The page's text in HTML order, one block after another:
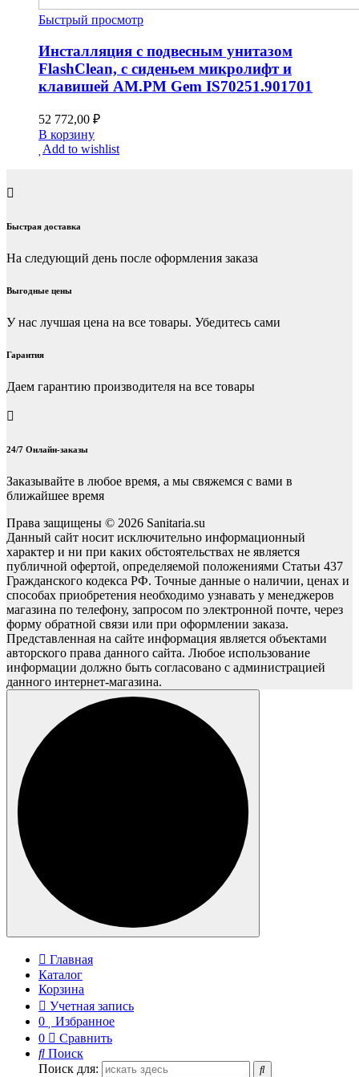
Быстрый просмотр
Инсталляция с подвесным унитазом
FlashClean, с сиденьем микролифт и
клавишей AM.PM Gem IS70251.901701
52 772,00 ₽
В корзину
Add to wishlist
Быстрая доставка
На следующий день после оформления заказа
Выгодные цены
У нас лучшая цена на все товары. Убедитесь сами
Гарантия
Даем гарантию производителя на все товары
24/7 Онлайн-заказы
Заказывайте в любое время, а мы свяжемся с вами в
ближайшее время
Права защищены © 2026 Sanitaria.su
Данный сайт носит исключительно информационный
характер и ни при каких обстоятельствах не является
публичной офертой, определяемой положениями Статьи 437
Гражданского кодекса РФ. Точные данные о наличии, ценах и
способах приобретения необходимо узнавать у менеджеров
магазина по телефону, запросом по электронной почте, через
форму обратной связи или при оформлении заказа.
Представленная на сайте информация является объектами
авторского права данного сайта. Любое использование
информации должно быть согласовано с администрацией
данного интернет-магазина.
Главная
Каталог
Корзина
Учетная запись
0
Избранное
0
Сравнить
Поиск
Поиск для: